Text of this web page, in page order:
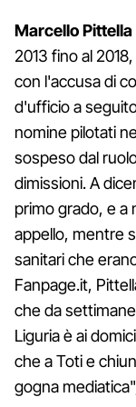
Marcello Pittella
2013 fino al
con l'accusa di
d'ufficio a
nomine pilotati
sospeso dal
dimissioni. A
primo grado, e a
appello, mentre
sanitari che
Fanpage.it,
che da
Liguria è ai
che a Toti e
gogna